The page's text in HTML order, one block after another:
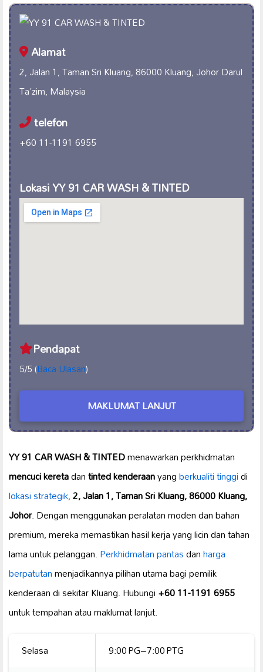
Alamat
2, Jalan 1, Taman Sri Kluang, 86000 Kluang, Johor Darul
Ta'zim, Malaysia
telefon
+60 11-1191 6955
Lokasi YY 91 CAR WASH & TINTED
Pendapat
5/5 (Baca Ulasan)
MAKLUMAT LANJUT
YY 91 CAR WASH & TINTEDmenawarkan perkhidmatan
mencuci keretadantinted kenderaanyangberkualiti tinggidi
lokasi strategik,2, Jalan 1, Taman Sri Kluang, 86000 Kluang,
Johor. Dengan menggunakan peralatan moden dan bahan
premium, mereka memastikan hasil kerja yang licin dan tahan
lama untuk pelanggan.Perkhidmatan pantasdanharga
berpatutanmenjadikannya pilihan utama bagi pemilik
kenderaan di sekitar Kluang. Hubungi+60 11-1191 6955
untuk tempahan atau maklumat lanjut.
Selasa 9:00 PG–7:00 PTG